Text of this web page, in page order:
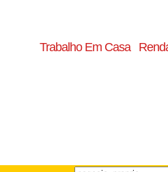
Trabalho Em Casa